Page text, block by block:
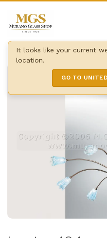
It looks like your current
location.
GO TO
Home / Lustres / Métal